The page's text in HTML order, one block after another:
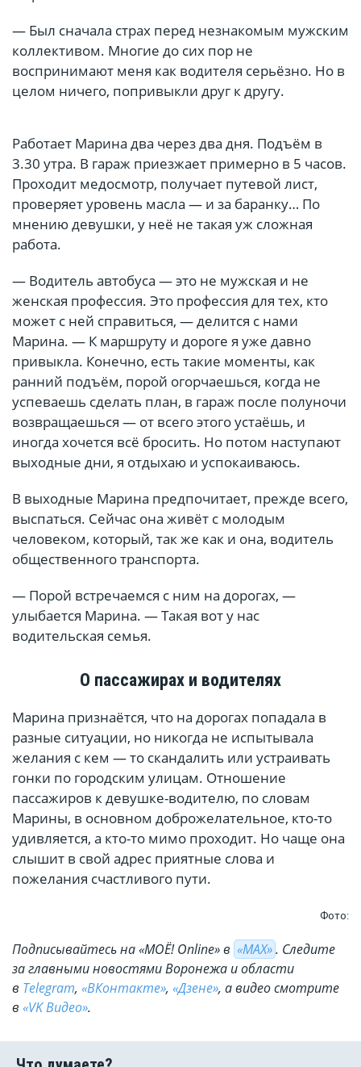
— Был сначала страх перед незнакомым мужским
коллективом. Многие до сих пор не
воспринимают меня как водителя серьёзно. Но в
целом ничего, попривыкли друг к другу.
Работает Марина два через два дня. Подъём в
3.30 утра. В гараж приезжает примерно в 5 часов.
Проходит медосмотр, получает путевой лист,
проверяет уровень масла — и за баранку… По
мнению девушки, у неё не такая уж сложная
работа.
— Водитель автобуса — это не мужская и не
женская профессия. Это профессия для тех, кто
может с ней справиться, — делится с нами
Марина. — К маршруту и дороге я уже давно
привыкла. Конечно, есть такие моменты, как
ранний подъём, порой огорчаешься, когда не
успеваешь сделать план, в гараж после полуночи
возвращаешься — от всего этого устаёшь, и
иногда хочется всё бросить. Но потом наступают
выходные дни, я отдыхаю и успокаиваюсь.
В выходные Марина предпочитает, прежде всего,
выспаться. Сейчас она живёт с молодым
человеком, который, так же как и она, водитель
общественного транспорта.
— Порой встречаемся с ним на дорогах, —
улыбается Марина. — Такая вот у нас
водительская семья.
О пассажирах и водителях
Марина признаётся, что на дорогах попадала в
разные ситуации, но никогда не испытывала
желания с кем — то скандалить или устраивать
гонки по городским улицам. Отношение
пассажиров к девушке-водителю, по словам
Марины, в основном доброжелательное, кто-то
удивляется, а кто-то мимо проходит. Но чаще она
слышит в свой адрес приятные слова и
пожелания счастливого пути.
Фото:
Подписывайтесь на «МОЁ! Online» в «МАХ». Cледите
за главными новостями Воронежа и области
в Telegram, «ВКонтакте», «Дзене», а видео смотрите
в «VK Видео».